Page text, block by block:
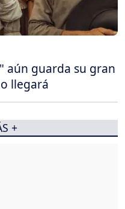
aún guarda su gran
llegará
+